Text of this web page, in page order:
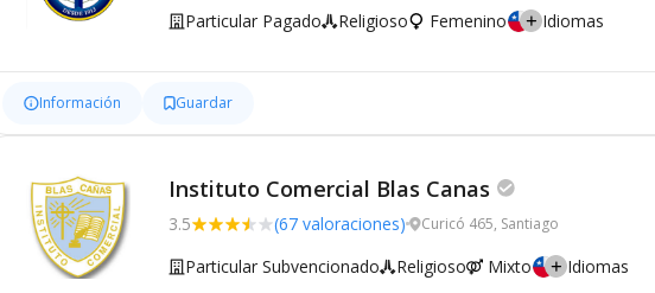
Particular Pagado Religioso Femenino Idiomas
Información Guardar
Instituto Comercial Blas Canas
3.5 (67 valoraciones) Curicó 465, Santiago
Particular Subvencionado Religioso Mixto Idiomas